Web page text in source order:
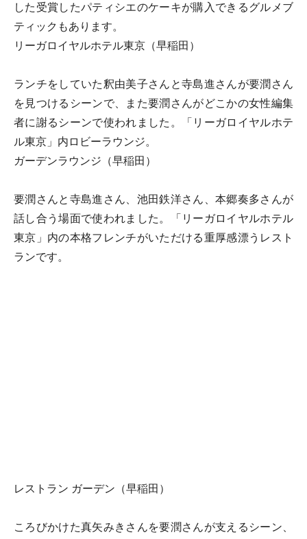
した受賞したパティシエのケーキが購入できるグルメブ
ティックもあります。
リーガロイヤルホテル東京（早稲田）
ランチをしていた釈由美子さんと寺島進さんが要潤さん
を見つけるシーンで、また要潤さんがどこかの女性編集
者に謝るシーンで使われました。「リーガロイヤルホテ
ル東京」内ロビーラウンジ。
ガーデンラウンジ（早稲田）
要潤さんと寺島進さん、池田鉄洋さん、本郷奏多さんが
話し合う場面で使われました。「リーガロイヤルホテル
東京」内の本格フレンチがいただける重厚感漂うレスト
ランです。
レストラン ガーデン（早稲田）
ころびかけた真矢みきさんを要潤さんが支えるシーン、